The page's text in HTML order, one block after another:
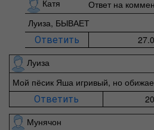
Катя
Ответ на
Луиза, БЫВАЕТ
Ответить
Луиза
Мой пёсик Яша игривый, но
Ответить
Мунячон